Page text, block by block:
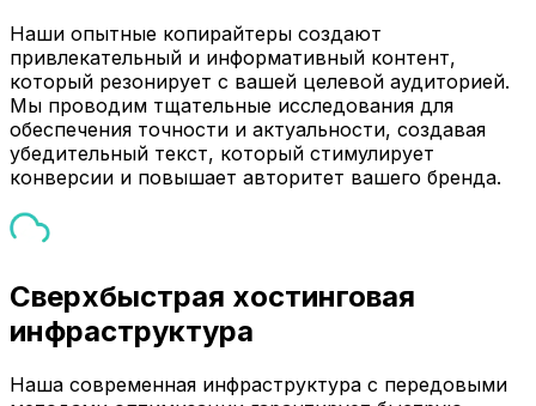
Наши опытные копирайтеры создают
привлекательный и информативный контент,
который резонирует с вашей целевой аудиторией.
Мы проводим тщательные исследования для
обеспечения точности и актуальности, создавая
убедительный текст, который стимулирует
конверсии и повышает авторитет вашего бренда.
Сверхбыстрая хостинговая
инфраструктура
Наша современная инфраструктура с передовыми